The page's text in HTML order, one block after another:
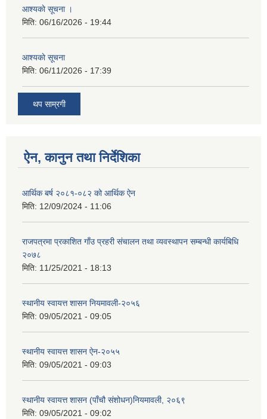
आश्यकाे सूचना ।
मिति: 06/16/2026 - 19:44
आश्यकाे सूचना
मिति: 06/11/2026 - 17:39
थप साम्रगी
ऐन, कानुन तथा निर्देशिका
आर्थिक बर्ष २०८१-०८२ को आर्थिक ऐन
मिति: 12/09/2024 - 11:06
राजपत्रमा प्रकाशित गाँउ प्रहरी संचालन तथा व्यवस्थापन सम्बन्धी कार्यबिधि
२०७८
मिति: 11/25/2021 - 18:13
स्थानीय स्वायत्त शासन नियमावली-२०५६
मिति: 09/05/2021 - 09:05
स्थानीय स्वायत्त शासन ए‍ेन-२०५५
मिति: 09/05/2021 - 09:03
स्थानीय स्वायत्त शासन (पाँचौ संशोधन)नियमावली, २०६९
मिति: 09/05/2021 - 09:02